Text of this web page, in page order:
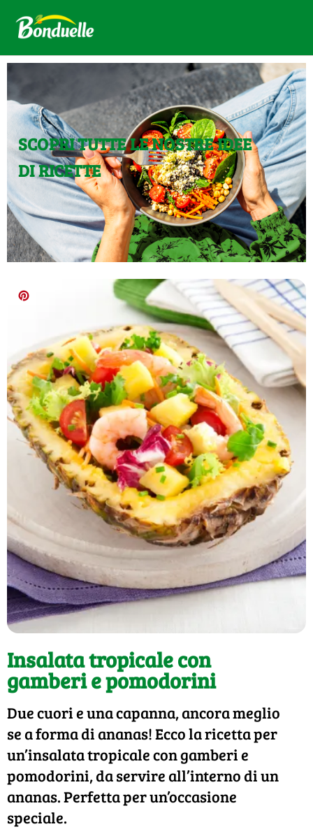
SCOPRI TUTTE LE NOSTRE IDEE
DI RICETTE
Insalata tropicale con
gamberi e pomodorini
Due cuori e una capanna, ancora meglio
se a forma di ananas! Ecco la ricetta per
un’insalata tropicale con gamberi e
pomodorini, da servire all’interno di un
ananas. Perfetta per un’occasione
speciale.